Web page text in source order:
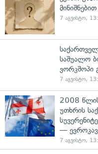
მინიშნებით
7 აგვისტო,
საშუალო
ვორკშოპი
7 აგვისტო,
2008
უთხრის
—
7 აგვისტო,